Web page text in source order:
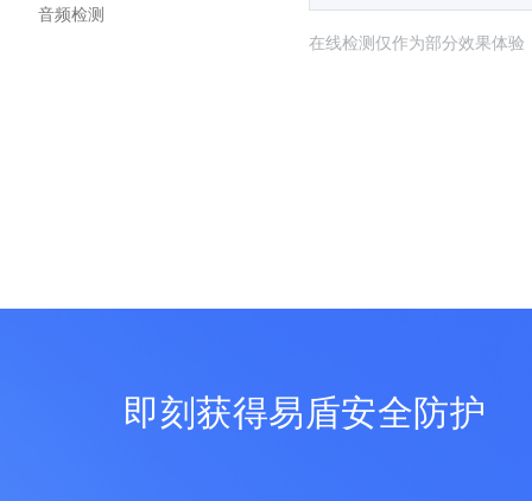
音频检测
在线检测仅作为部分效果体
即刻获得易盾安全防护